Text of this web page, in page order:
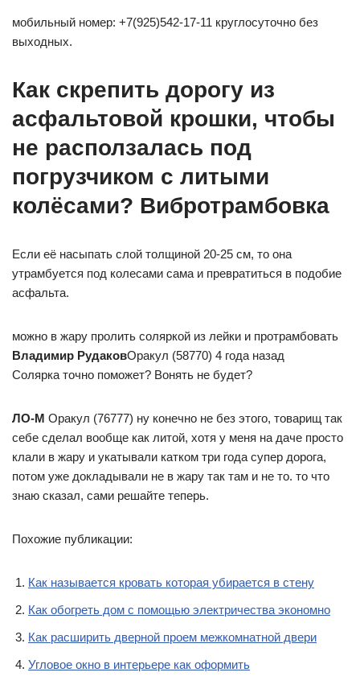
мобильный номер: +7(925)542-17-11 круглосуточно без
выходных.
Как скрепить дорогу из
асфальтовой крошки, чтобы
не расползалась под
погрузчиком с литыми
колёсами? Вибротрамбовка
Если её насыпать слой толщиной 20-25 см, то она
утрамбуется под колесами сама и превратиться в подобие
асфальта.
можно в жару пролить соляркой из лейки и протрамбовать
Владимир РудаковОракул (58770) 4 года назад
Солярка точно поможет? Вонять не будет?
ЛО-М Оракул (76777) ну конечно не без этого, товарищ так
себе сделал вообще как литой, хотя у меня на даче просто
клали в жару и укатывали катком три года супер дорога,
потом уже докладывали не в жару так там и не то. то что
знаю сказал, сами решайте теперь.
Похожие публикации:
Как называется кровать которая убирается в стену
Как обогреть дом с помощью электричества экономно
Как расширить дверной проем межкомнатной двери
Угловое окно в интерьере как оформить